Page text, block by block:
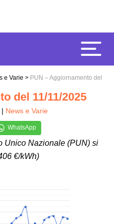
e Varie > PUN – Aggiornamento del
del 11/11/2025
| News e Varie
WhatsApp
Unico Nazionale (PUN) si
€/kWh)